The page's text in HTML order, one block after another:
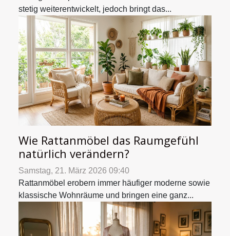
stetig weiterentwickelt, jedoch bringt das...
Wie Rattanmöbel das Raumgefühl
natürlich verändern?
Samstag, 21. März 2026 09:40
Rattanmöbel erobern immer häufiger moderne sowie
klassische Wohnräume und bringen eine ganz...